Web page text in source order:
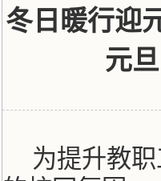
冬日暖行迎
元
为提升教